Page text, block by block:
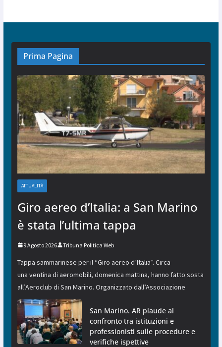
Prima Pagina
ATTUALITÀ
Giro aereo d’Italia: a San Marino
è stata l’ultima tappa
9 Agosto 2026 Tribuna Politica Web
Tappa sammarinese per il “Giro aereo d’Italia”. Circa
una ventina di aeromobili, domenica mattina, hanno fatto sosta
all’Aeroclub di San Marino. Organizzato dall’Associazione
San Marino. AR plaude al
confronto tra istituzioni e
professionisti sulle procedure e
verifiche ispettive